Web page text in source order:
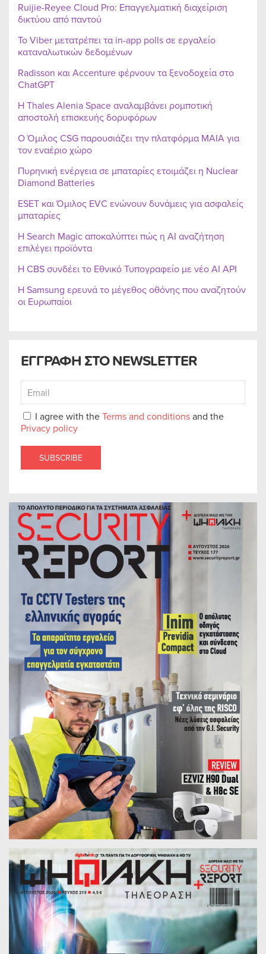
ΕΓΓΡΑΦΗ ΣΤΟ NEWSLETTER
I agree with theTerms and conditionsand the
Privacy policy
SUBSCRIBE
Ruijie-Reyee Cloud Pro: Επαγγελματική διαχείριση
δικτύου από παντού
Το Viber μετατρέπει τα in-app polls σε εργαλείο
καταναλωτικών δεδομένων
Radisson και Accenture φέρνουν τα ξενοδοχεία στο
ChatGPT
Η Thales Alenia Space αναλαμβάνει ρομποτική
αποστολή επισκευής δορυφόρων
Ο Όμιλος CSG παρουσιάζει την πλατφόρμα MAIA για
τον εναέριο χώρο
Πυρηνική ενέργεια σε μπαταρίες ετοιμάζει η Nuclear
Diamond Batteries
ESET και Όμιλος EVC ενώνουν δυνάμεις για ασφαλείς
μπαταρίες
Η Search Magic αποκαλύπτει πώς η AI αναζήτηση
επιλέγει προϊόντα
Η CBS συνδέει το Εθνικό Τυπογραφείο με νέο AI API
Η Samsung ερευνά το μέγεθος οθόνης που αναζητούν
οι Ευρωπαίοι